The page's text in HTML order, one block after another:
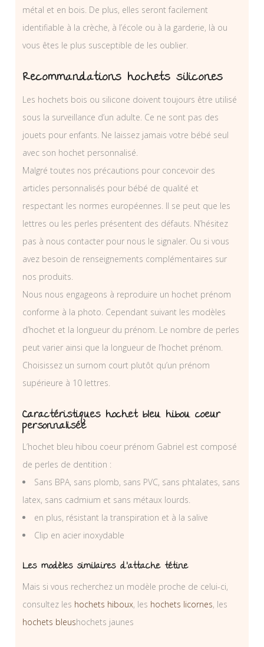
métal et en bois. De plus, elles seront facilement
identifiable à la crèche, à l’école ou à la garderie, là ou
vous êtes le plus susceptible de les oublier.
Recommandations hochets silicones
Les hochets bois ou silicone doivent toujours être utilisé
sous la surveillance d’un adulte. Ce ne sont pas des
jouets pour enfants. Ne laissez jamais votre bébé seul
avec son hochet personnalisé.
Malgré toutes nos précautions pour concevoir des
articles personnalisés pour bébé de qualité et
respectant les normes européennes. Il se peut que les
lettres ou les perles présentent des défauts. N’hésitez
pas à nous contacter pour nous le signaler. Ou si vous
avez besoin de renseignements complémentaires sur
nos produits.
Nous nous engageons à reproduire un hochet prénom
conforme à la photo. Cependant suivant les modèles
d’hochet et la longueur du prénom. Le nombre de perles
peut varier ainsi que la longueur de l’hochet prénom.
Choisissez un surnom court plutôt qu’un prénom
supérieure à 10 lettres.
Caractéristiques hochet bleu hibou coeur
personnalisée
L’hochet bleu hibou coeur prénom Gabriel est composé
de perles de dentition :
Sans BPA, sans plomb, sans PVC, sans phtalates, sans
latex, sans cadmium et sans métaux lourds.
en plus, résistant la transpiration et à la salive
Clip en acier inoxydable
Les modèles similaires d’attache tétine
Mais si vous recherchez un modèle proche de celui-ci,
consultez les hochets hiboux, les hochets licornes, les
hochets bleushochets jaunes